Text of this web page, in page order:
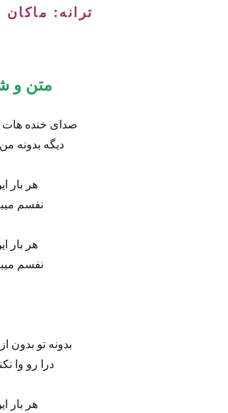
ترانه:
متن و
صدای خنده هات
دیگه بدونه
هر بار
نفسم
هر بار
نفسم
بدونه تو بدون
درا رو وا
هر بار